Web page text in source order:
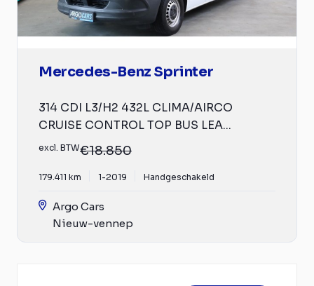
Mercedes-Benz Sprinter
314 CDI L3/H2 432L CLIMA/AIRCO
CRUISE CONTROL TOP BUS LEA...
excl. BTW€18.850
179.411 km 1-2019 Handgeschakeld
Argo Cars
Nieuw-vennep